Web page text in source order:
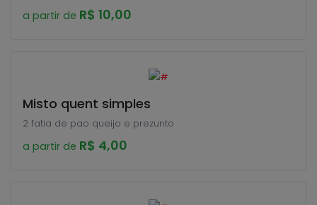
a partir de R$ 10,00
Misto quent simples
2 fatia de pao queijo e prezunto
a partir de R$ 4,00